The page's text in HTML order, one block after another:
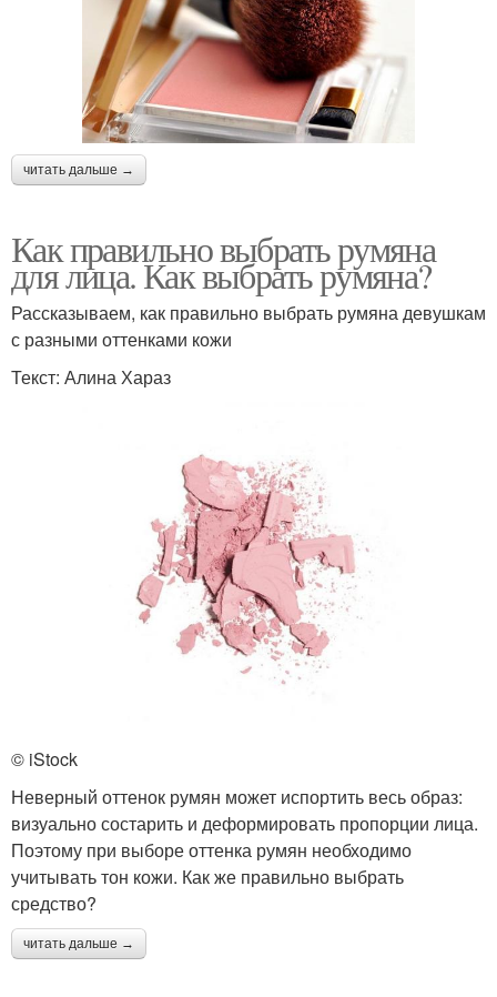
читать дальше →
Как правильно выбрать румяна
для лица. Как выбрать румяна?
Рассказываем, как правильно выбрать румяна девушкам
с разными оттенками кожи
Текст: Алина Хараз
© iStock
Неверный оттенок румян может испортить весь образ:
визуально состарить и деформировать пропорции лица.
Поэтому при выборе оттенка румян необходимо
учитывать тон кожи. Как же правильно выбрать
средство?
читать дальше →